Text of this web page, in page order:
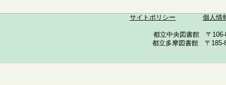
サイトポリシー 個人情
都立中央図書館 〒
都立多摩図書館 〒185-